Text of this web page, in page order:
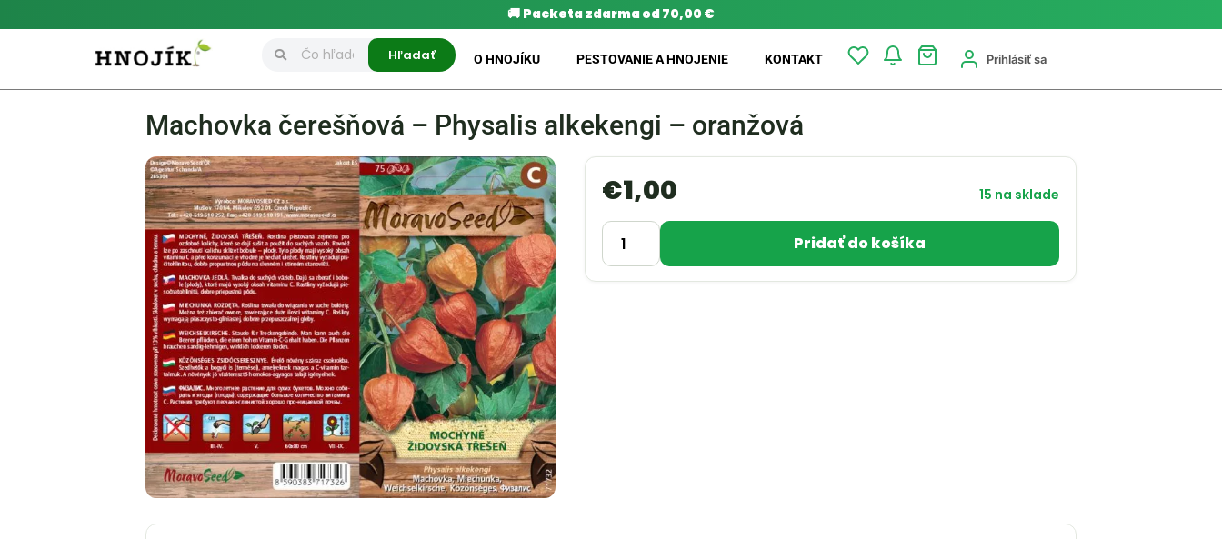
🚚 Packeta zdarma od 70,00 €
Hľadať O HNOJÍKU PESTOVANIE A HNOJENIE KONTAKT Prihlásiť sa
Machovka čerešňová – Physalis alkekengi – oranžová
€1,00 15 na sklade
Pridať do košíka